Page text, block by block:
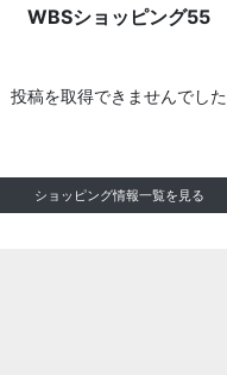
WBSショッピング55
投稿を取得できませんでした
ショッピング情報一覧を見る